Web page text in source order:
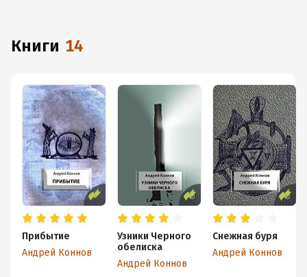
книги 14
Прибытие
Андрей Коннов
Узники Черного
обелиска
Андрей Коннов
Снежная буря
Андрей Коннов